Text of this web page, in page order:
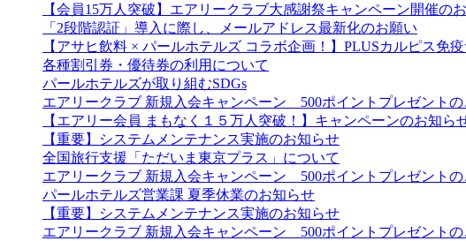
【会員15万人突破】エアリークラブ大感謝祭キャンペーン開催の
「2段階認証」導入に際し、メールアドレス最新化のお願い
【アサヒ飲料 × パールホテルズ コラボ企画！】PLUSカルピス免
各種割引券・優待券の利用について
パールホテルズが取り組むSDGs
エアリークラブ 新規入会キャンペーン 500ポイントプレゼントの
【エアリー会員 まもなく１５万人突破！】キャンペーンのお知ら
【重要】システムメンテナンス実施のお知らせ
全国旅行支援「ただいま東京プラス」について
エアリークラブ 新規入会キャンペーン 500ポイントプレゼントの
パールホテルズ営業課 夏季休業のお知らせ
【重要】システムメンテナンス実施のお知らせ
エアリークラブ 新規入会キャンペーン 500ポイントプレゼントの